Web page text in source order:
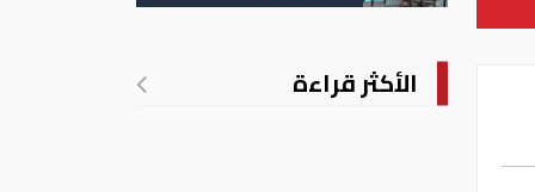
الأكثر قراءة